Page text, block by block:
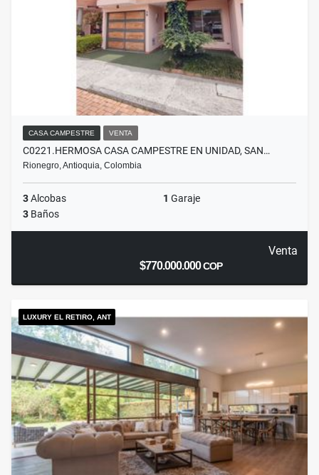
CASA CAMPESTRE VENTA
C0221.HERMOSA CASA CAMPESTRE EN UNIDAD, SAN…
Rionegro, Antioquia, Colombia
3Alcobas 1 Garaje
3 Baños
Venta
$770.000.000COP
LUXURY EL RETIRO, ANT